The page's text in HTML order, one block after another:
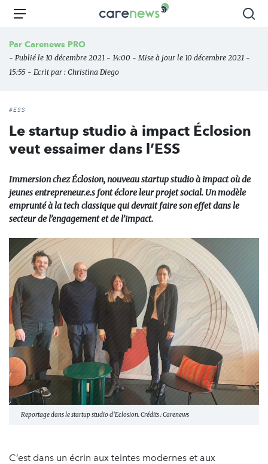
Aller
principal
Carenews,
des
acteurs
Menu
Par Carenews PRO
- Publié le 10 décembre 2021 - 14:00 - Mise à jour le 10 décembre 2021 -
15:55 - Ecrit par : Christina Diego
#ESS
Le startup studio à impact Éclosion
veut essaimer dans l’ESS
Immersion chez Éclosion, nouveau startup studio à impact où de
jeunes entrepreneur.e.s font éclore leur projet social. Un modèle
emprunté à la tech classique qui devrait faire son effet dans le
secteur de l’engagement et de l’impact.
Reportage dans le startup studio d'Eclosion. Crédits : Carenews
C’est dans un écrin aux teintes modernes et aux